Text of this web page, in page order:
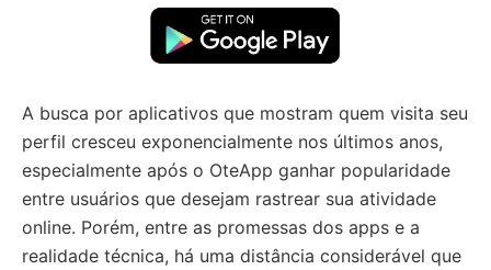
A busca por aplicativos que mostram quem visita seu
perfil cresceu exponencialmente nos últimos anos,
especialmente após o OteApp ganhar popularidade
entre usuários que desejam rastrear sua atividade
online. Porém, entre as promessas dos apps e a
realidade técnica, há uma distância considerável que